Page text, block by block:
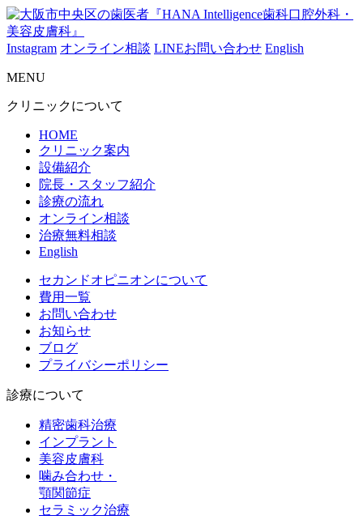
Instagram オンライン相談 LINEお問い合わせ English
MENU
クリニックについて
HOME
クリニック案内
設備紹介
院長・スタッフ紹介
診療の流れ
オンライン相談
治療無料相談
English
セカンドオピニオンについて
費用一覧
お問い合わせ
お知らせ
ブログ
プライバシーポリシー
診療について
精密歯科治療
インプラント
美容皮膚科
噛み合わせ・
顎関節症
セラミック治療